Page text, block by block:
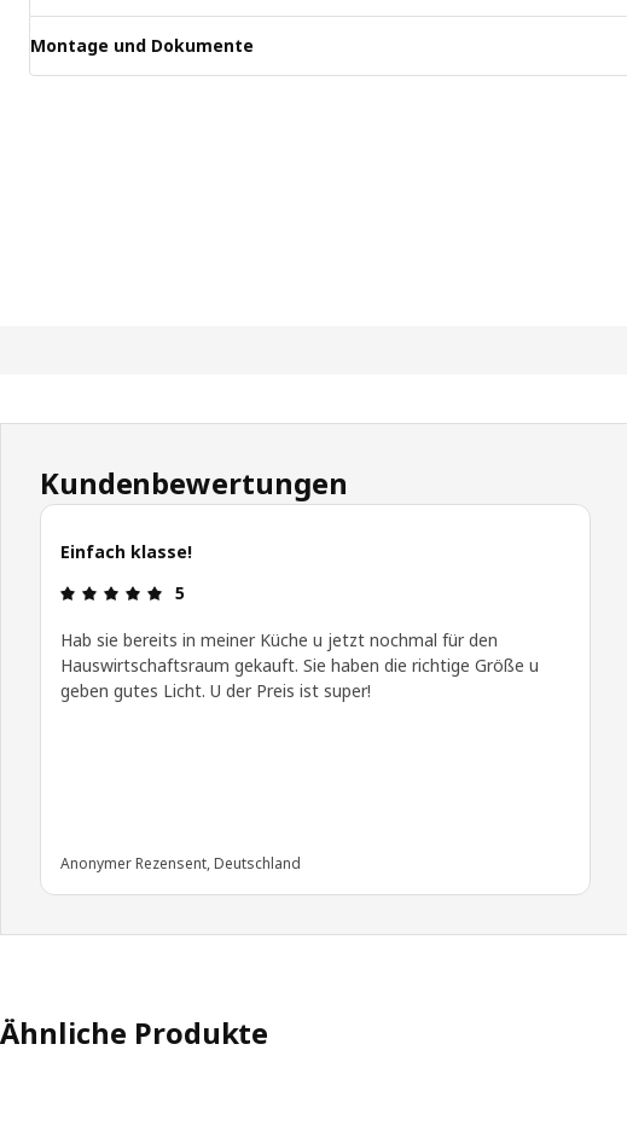
Montage und Dokumente
Kundenbewertungen
Einfach klasse!
Bewertung: 5 von 5 Sterne
5
Hab sie bereits in meiner Küche u jetzt nochmal für den
Hauswirtschaftsraum gekauft. Sie haben die richtige Größe u
geben gutes Licht. U der Preis ist super!
Anonymer Rezensent, Deutschland
Ähnliche Produkte